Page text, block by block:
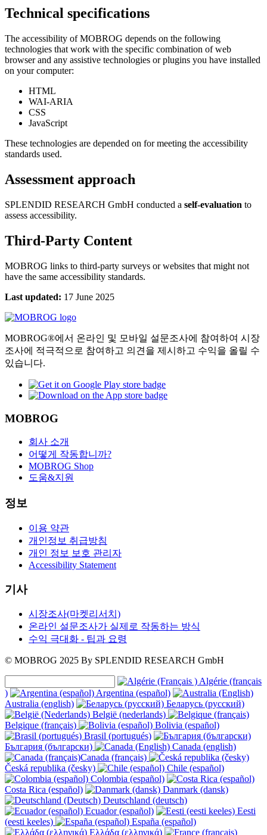
Technical specifications
The accessibility of MOBROG depends on the following
technologies that work with the specific combination of web
browser and any assistive technologies or plugins you have installed
on your computer:
HTML
WAI-ARIA
CSS
JavaScript
These technologies are depended on for meeting the accessibility
standards used.
Assessment approach
SPLENDID RESEARCH GmbH conducted a self-evaluation to
assess accessibility.
Third-Party Content
MOBROG links to third-party surveys or websites that might not
have the same accessibility standards.
Last updated: 17 June 2025
MOBROG®에서 온라인 및 모바일 설문조사에 참여하여 시장
조사에 적극적으로 참여하고 의견을 제시하고 수익을 올릴 수
있습니다.
MOBROG
회사 소개
어떻게 작동합니까?
MOBROG Shop
도움&지원
정보
이용 약관
개인정보 취급방침
개인 정보 보호 관리자
Accessibility Statement
기사
시장조사(마켓리서치)
온라인 설문조사가 실제로 작동하는 방식
수익 극대화 - 팁과 요령
© MOBROG 2025 By SPLENDID RESEARCH GmbH
Algérie (français
)
Argentina (español)
Australia (english)
Беларусь (русский)
België (nederlands)
Belgique (français)
Bolivia (español)
Brasil (portugués)
България (български)
Canada (english)
Canada (français)
Česká republika (česky)
Chile (español)
Colombia (español)
Costa Rica (español)
Danmark (dansk)
Deutschland (deutsch)
Ecuador (español)
Eesti
(eesti keeles)
España (español)
Ελλάδα (ελληνικά)